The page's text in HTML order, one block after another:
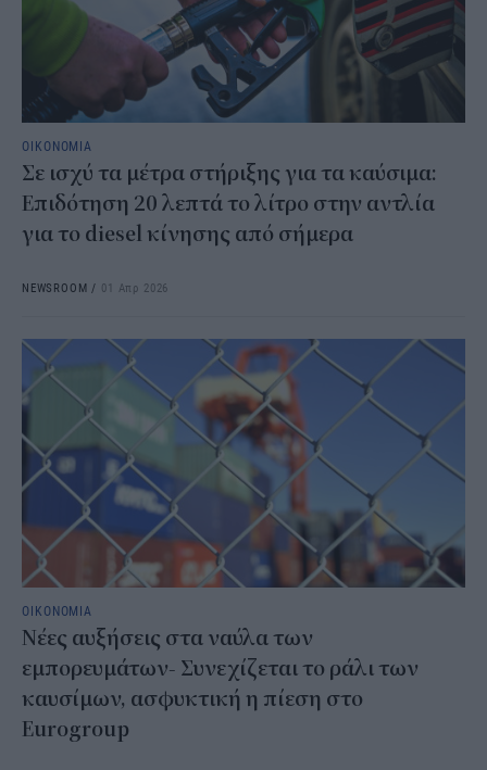
ΟΙΚΟΝΟΜΙΑ
Σε ισχύ τα μέτρα στήριξης για τα καύσιμα:
Επιδότηση 20 λεπτά το λίτρο στην αντλία
για το diesel κίνησης από σήμερα
NEWSROOM / 01 Απρ 2026
ΟΙΚΟΝΟΜΙΑ
Νέες αυξήσεις στα ναύλα των
εμπορευμάτων- Συνεχίζεται το ράλι των
καυσίμων, ασφυκτική η πίεση στο
Eurogroup